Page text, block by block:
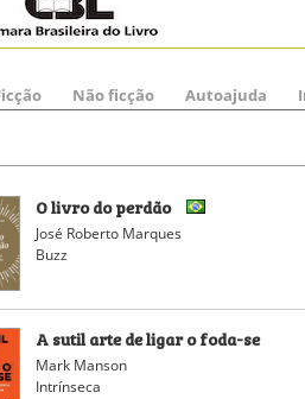
Não ficção Autoajuda
O livro do perdão
José Roberto Marques
Buzz
A sutil arte de ligar o foda-se
Mark Manson
Intrínseca